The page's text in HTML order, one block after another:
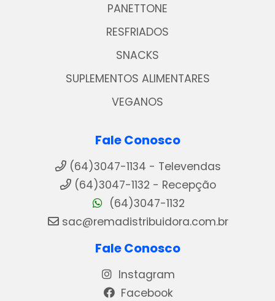
PANETTONE
RESFRIADOS
SNACKS
SUPLEMENTOS ALIMENTARES
VEGANOS
Fale Conosco
(64)3047-1134 - Televendas
(64)3047-1132 - Recepção
(64)3047-1132
sac@remadistribuidora.com.br
Fale Conosco
Instagram
Facebook